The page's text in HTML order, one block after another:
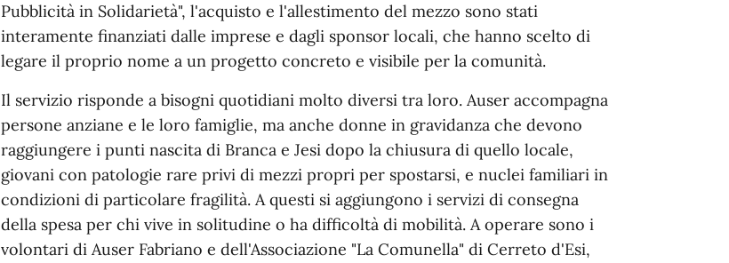
Pubblicità in Solidarietà", l'acquisto e l'allestimento del mezzo sono stati
interamente finanziati dalle imprese e dagli sponsor locali, che hanno scelto di
legare il proprio nome a un progetto concreto e visibile per la comunità.
Il servizio risponde a bisogni quotidiani molto diversi tra loro. Auser accompagna
persone anziane e le loro famiglie, ma anche donne in gravidanza che devono
raggiungere i punti nascita di Branca e Jesi dopo la chiusura di quello locale,
giovani con patologie rare privi di mezzi propri per spostarsi, e nuclei familiari in
condizioni di particolare fragilità. A questi si aggiungono i servizi di consegna
della spesa per chi vive in solitudine o ha difficoltà di mobilità. A operare sono i
volontari di Auser Fabriano e dell'Associazione "La Comunella" di Cerreto d'Esi,